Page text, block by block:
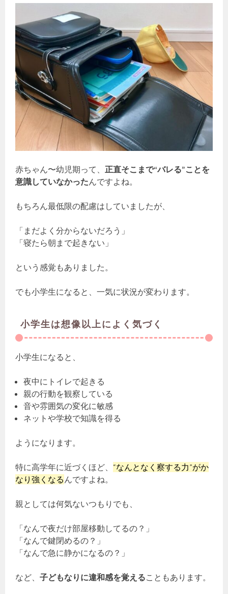
赤ちゃん〜幼児期って、 正直そこまで“バレる”ことを
意識していなかったんですよね。
もちろん最低限の配慮はしていましたが、
「まだよく分からないだろう」
「寝たら朝まで起きない」
という感覚もありました。
でも小学生になると、一気に状況が変わります。
小学生は想像以上によく気づく
小学生になると、
夜中にトイレで起きる
親の行動を観察している
音や雰囲気の変化に敏感
ネットや学校で知識を得る
ようになります。
特に高学年に近づくほど、 “なんとなく察する力”がか
なり強くなる んですよね。
親としては何気ないつもりでも、
「なんで夜だけ部屋移動してるの？」
「なんで鍵閉めるの？」
「なんで急に静かになるの？」
など、子どもなりに違和感を覚えることもあります。